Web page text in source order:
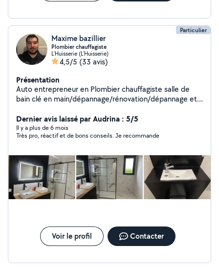
de devenir un partenaire.
Particulier
Maxime bazillier
Plombier chauffagiste
L'Huisserie (L'Huisserie)
4,5/5 (33 avis)
Présentation
Auto entrepreneur en Plombier chauffagiste salle de
bain clé en main/dépannage/rénovation/dépannage et
Dernier avis laissé par Audrina : 5/5
Il y a plus de 6 mois
Très pro, réactif et de bons conseils. Je recommande
Voir le profil Contacter